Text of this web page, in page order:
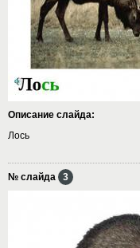
Описание слайда:
Лось
№ слайда 3